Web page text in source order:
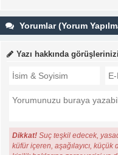
Yorumlar (Yorum
Yazı hakkında
Dikkat! Suç teşkil edecek,
küfür içeren, aşağılayıcı,